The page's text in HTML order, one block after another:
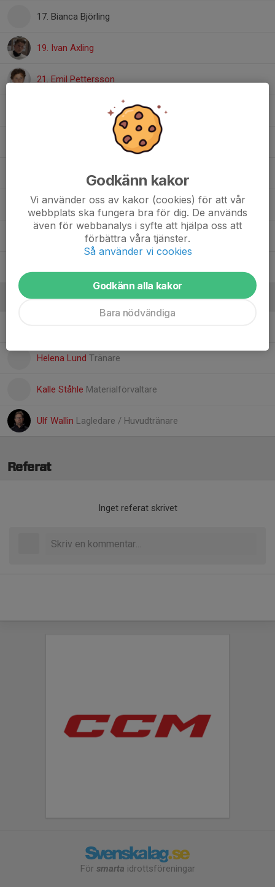
17. Bianca Björling
19. Ivan Axling
21. Emil Pettersson
23. Edvin Sjunnesson
24. Emil Lund
28. Monchai Öberg
29. Georg Jonker
Ledare
Helena Lund Tränare
Kalle Ståhle Materialförvaltare
Ulf Wallin Lagledare / Huvudtränare
Referat
Inget referat skrivet
För smarta idrottsföreningar
Godkänn kakor
Vi använder oss av kakor (cookies) för att vår
webbplats ska fungera bra för dig. De används
även för webbanalys i syfte att hjälpa oss att
förbättra våra tjänster.
Så använder vi cookies
Godkänn alla kakor
Bara nödvändiga